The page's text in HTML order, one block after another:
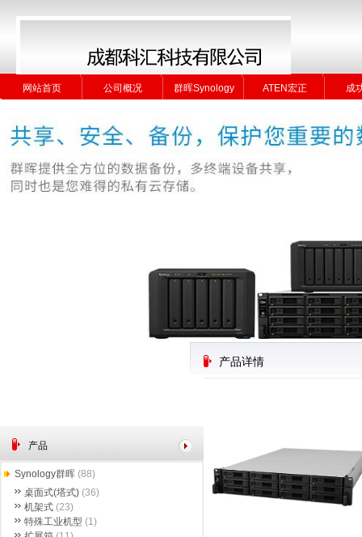
网站首页 公司概况 群晖Synology ATEN宏正 成
网站首页 公司概况 群晖Synology ATEN宏正 成
产品详情
产品
Synology群晖 (88)
桌面式(塔式) (36)
机架式 (23)
特殊工业机型 (1)